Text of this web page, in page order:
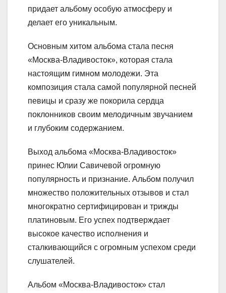
придает альбому особую атмосферу и
делает его уникальным.
Основным хитом альбома стала песня
«Москва-Владивосток», которая стала
настоящим гимном молодежи. Эта
композиция стала самой популярной песней
певицы и сразу же покорила сердца
поклонников своим мелодичным звучанием
и глубоким содержанием.
Выход альбома «Москва-Владивосток»
принес Юлии Савичевой огромную
популярность и признание. Альбом получил
множество положительных отзывов и стал
многократно сертифицирован и трижды
платиновым. Его успех подтверждает
высокое качество исполнения и
сталкивающийся с огромным успехом среди
слушателей.
Альбом «Москва-Владивосток» стал